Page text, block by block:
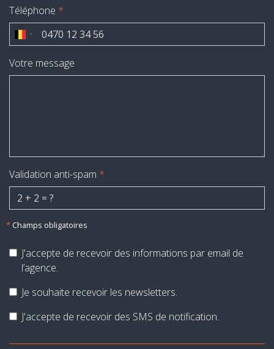
Téléphone *
Votre message
Validation anti-spam *
* Champs obligatoires
J'accepte de recevoir des informations par email de
l’agence.
Je souhaite recevoir les newsletters.
J'accepte de recevoir des SMS de notification.